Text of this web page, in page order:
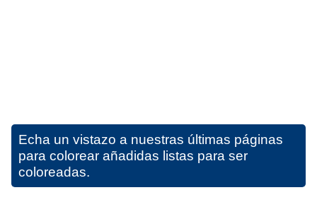
Echa un vistazo a nuestras últimas páginas
para colorear añadidas listas para ser
coloreadas.